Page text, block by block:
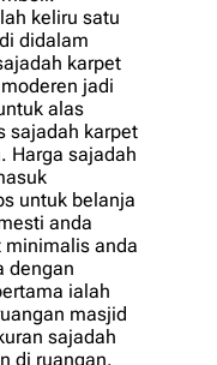
keliru satu
didalam
karpet
jadi
alas
sajadah karpet
Harga sajadah
untuk belanja
anda
minimalis anda
dengan
ialah
masjid
sajadah
di ruangan.